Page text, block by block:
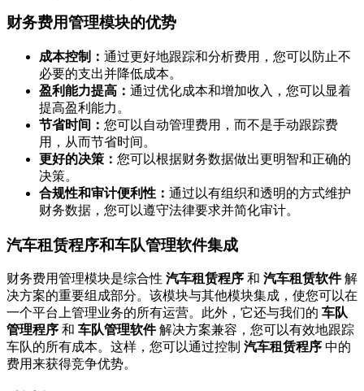
财务费用管理模块的优势
成本控制： 通过更好地跟踪和分析费用，您可以防止不
必要的支出并降低成本。
盈利能力提高： 通过优化成本和增加收入，您可以显着
提高盈利能力。
节省时间： 您可以自动管理费用，而不是手动跟踪费
用，从而节省时间。
更好的决策： 您可以根据财务数据做出更明智和正确的
决策。
合规性和审计便利性： 通过以有组织和透明的方式维护
财务数据，您可以遵守法律要求并简化审计。
汽车租赁程序和车队管理软件集成
财务费用管理模块是综合性 汽车租赁程序 和 汽车租赁软件解
决方案的重要组成部分。该模块与其他模块集成，使您可以在
一个平台上管理业务的所有运营。此外，它还与我们的 车队
管理程序 和 车队管理软件解决方案兼容，您可以有效地跟踪
车队的所有成本。这样，您可以通过控制 汽车租赁程序 中的
费用来获得竞争优势。